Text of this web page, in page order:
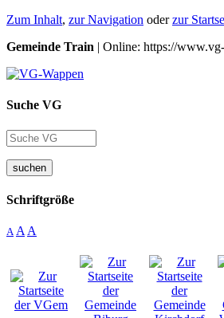
Zum Inhalt, zur Navigation oderzur
Gemeinde Train | Online: https://
Suche VG
suchen
Schriftgröße
A A A